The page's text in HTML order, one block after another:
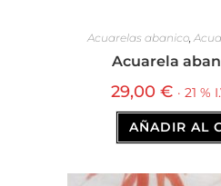
Acuarelas abanico,
Acuarela
29,00 € · 21 %
AÑADIR AL